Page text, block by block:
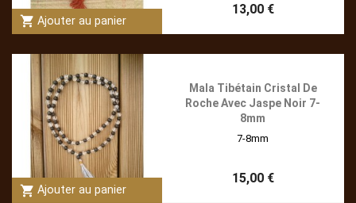
shopping_cart Ajouter au panier
13,00 €
shopping_cart Ajouter au panier
Mala Tibétain Cristal De
Roche Avec Jaspe Noir 7-
8mm
7-8mm
15,00 €